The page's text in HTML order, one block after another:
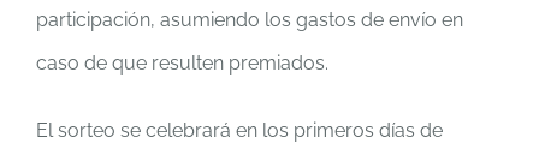
participación, asumiendo los gastos de envío en
caso de que resulten premiados.
El sorteo se celebrará en los primeros días de